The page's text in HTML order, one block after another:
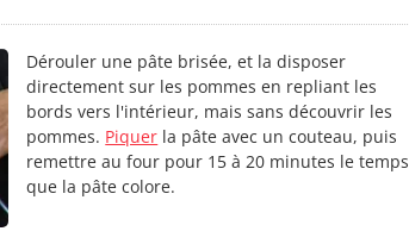
Dérouler une pâte brisée, et la disposer
directement sur les pommes en repliant les
bords vers l'intérieur, mais sans découvrir les
pommes. Piquer la pâte avec un couteau, puis
remettre au four pour 15 à 20 minutes le temps
que la pâte colore.